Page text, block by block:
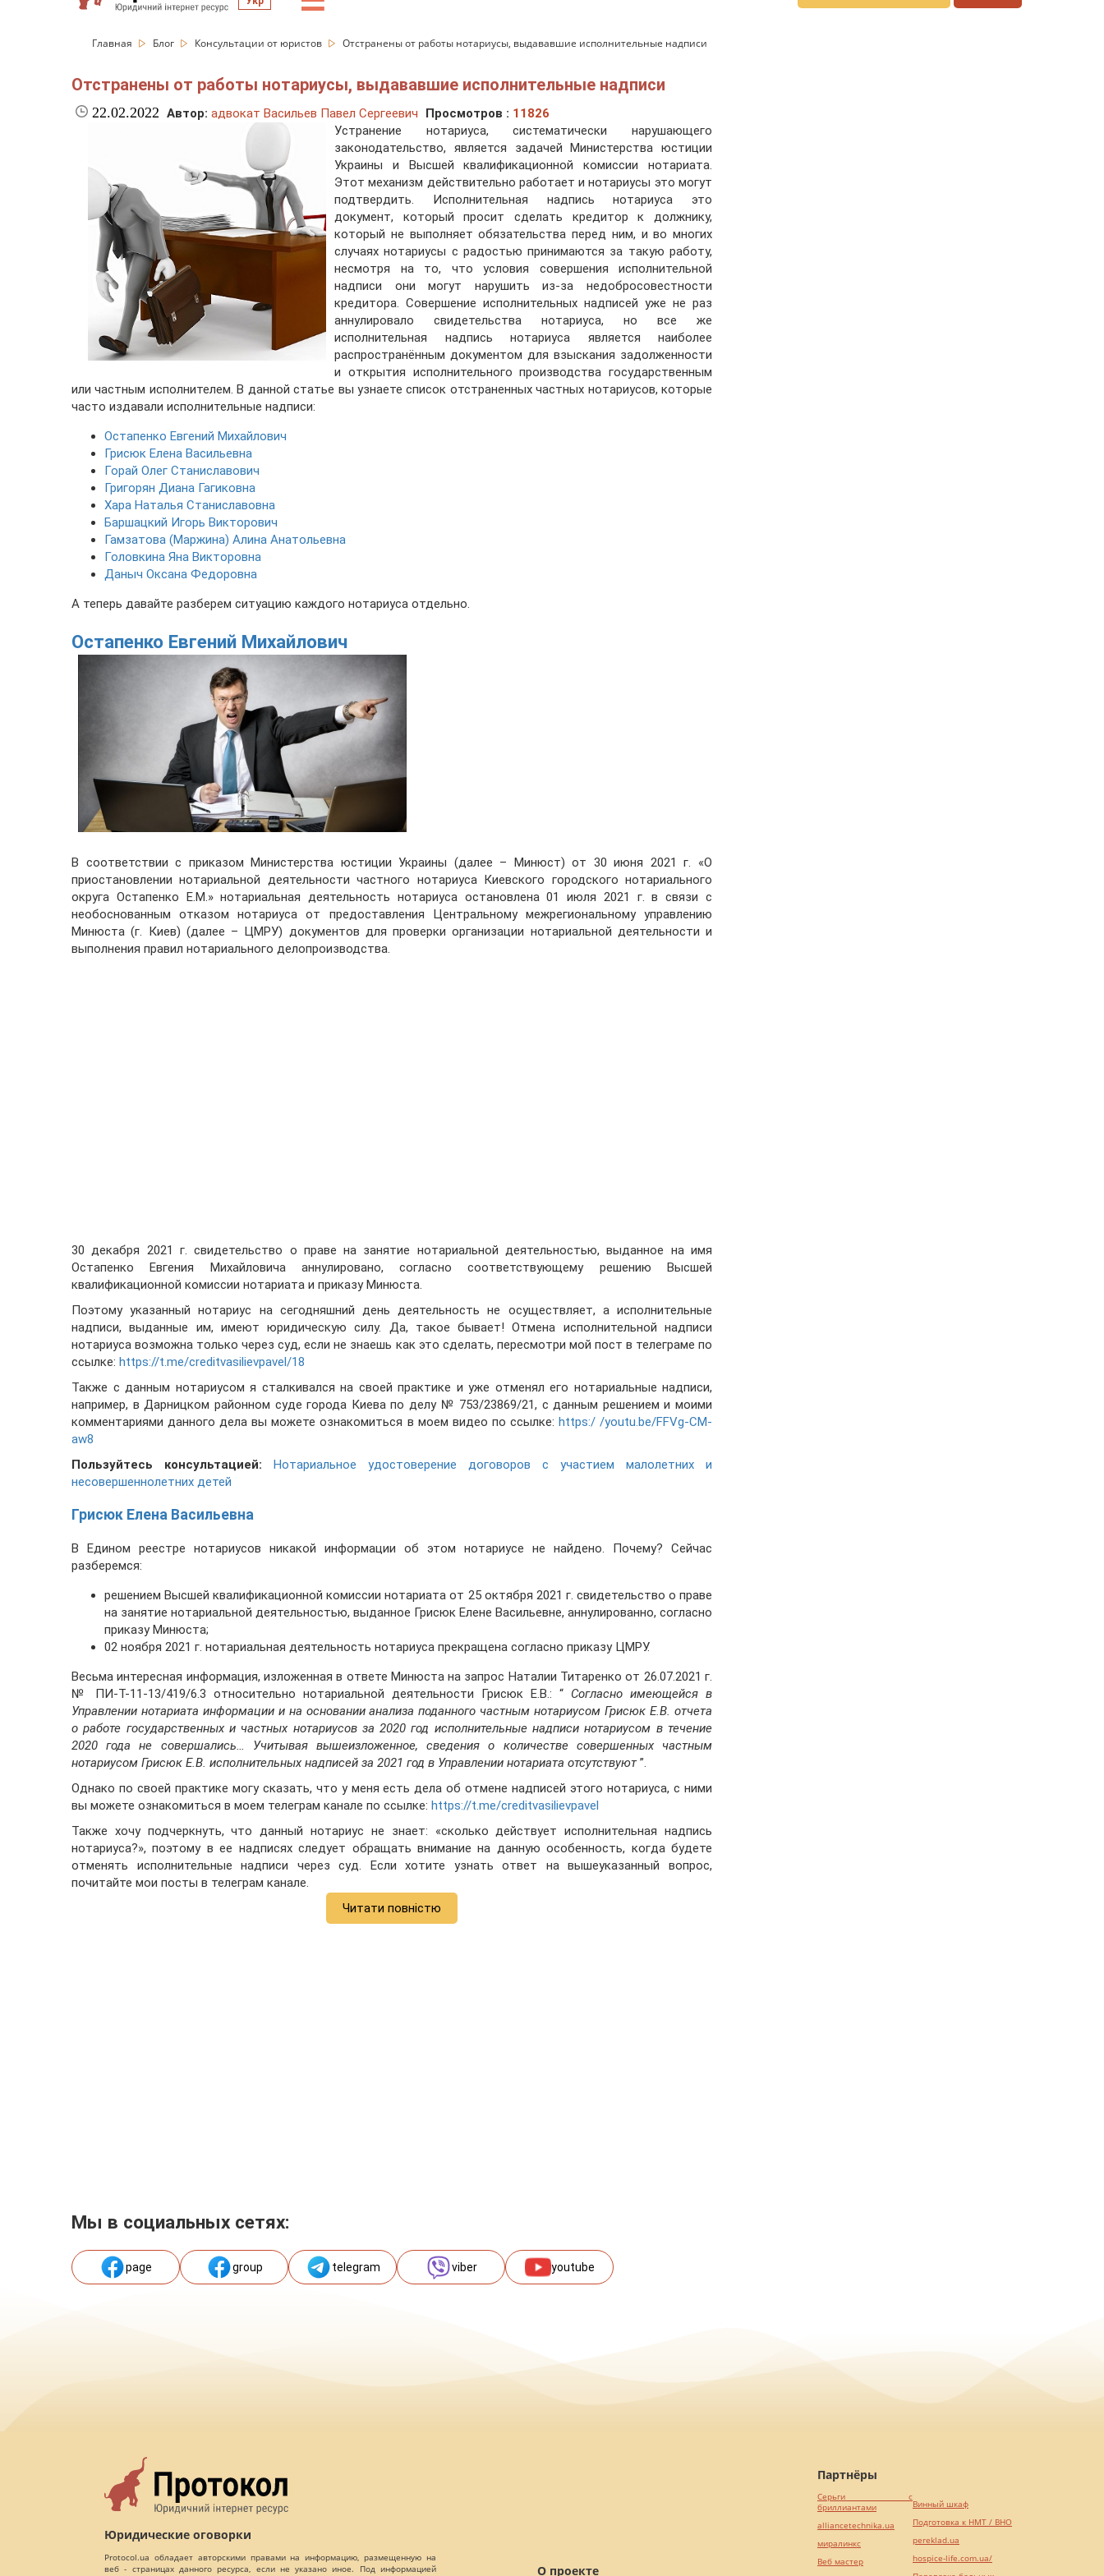
Главная Блог Консультации от юристов Отстранены от работы нотариусы, выдававшие исполнительные надписи
Отстранены от работы нотариусы, выдававшие исполнительные надписи
22.02.2022 Автор: адвокат Васильев Павел Сергеевич Просмотров : 11826
Устранение нотариуса, систематически нарушающего
законодательство, является задачей Министерства юстиции
Украины и Высшей квалификационной комиссии нотариата.
Этот механизм действительно работает и нотариусы это могут
подтвердить. Исполнительная надпись нотариуса это
документ, который просит сделать кредитор к должнику,
который не выполняет обязательства перед ним, и во многих
случаях нотариусы с радостью принимаются за такую работу,
несмотря на то, что условия совершения исполнительной
надписи они могут нарушить из-за недобросовестности
кредитора. Совершение исполнительных надписей уже не раз
аннулировало свидетельства нотариуса, но все же
исполнительная надпись нотариуса является наиболее
распространённым документом для взыскания задолженности
и открытия исполнительного производства государственным
или частным исполнителем. В данной статье вы узнаете список отстраненных частных нотариусов, которые
часто издавали исполнительные надписи:
Остапенко Евгений Михайлович
Грисюк Елена Васильевна
Горай Олег Станиславович
Григорян Диана Гагиковна
Хара Наталья Станиславовна
Баршацкий Игорь Викторович
Гамзатова (Маржина) Алина Анатольевна
Головкина Яна Викторовна
Даныч Оксана Федоровна
А теперь давайте разберем ситуацию каждого нотариуса отдельно.
Остапенко Евгений Михайлович
В соответствии с приказом Министерства юстиции Украины (далее – Минюст) от 30 июня 2021 г. «О
приостановлении нотариальной деятельности частного нотариуса Киевского городского нотариального
округа Остапенко Е.М.» нотариальная деятельность нотариуса остановлена 01 июля 2021 г. в связи с
необоснованным отказом нотариуса от предоставления Центральному межрегиональному управлению
Минюста (г. Киев) (далее – ЦМРУ) документов для проверки организации нотариальной деятельности и
выполнения правил нотариального делопроизводства.
30 декабря 2021 г. свидетельство о праве на занятие нотариальной деятельностью, выданное на имя
Остапенко Евгения Михайловича аннулировано, согласно соответствующему решению Высшей
квалификационной комиссии нотариата и приказу Минюста.
Поэтому указанный нотариус на сегодняшний день деятельность не осуществляет, а исполнительные
надписи, выданные им, имеют юридическую силу. Да, такое бывает! Отмена исполнительной надписи
нотариуса возможна только через суд, если не знаешь как это сделать, пересмотри мой пост в телеграме по
ссылке: https://t.me/creditvasilievpavel/18
Также с данным нотариусом я сталкивался на своей практике и уже отменял его нотариальные надписи,
например, в Дарницком районном суде города Киева по делу № 753/23869/21, с данным решением и моими
комментариями данного дела вы можете ознакомиться в моем видео по ссылке: https:/ /youtu.be/FFVg-CM-
aw8
Пользуйтесь консультацией:
Нотариальное удостоверение договоров с участием малолетних и
несовершеннолетних детей
Грисюк Елена Васильевна
В Едином реестре нотариусов никакой информации об этом нотариусе не найдено. Почему? Сейчас
разберемся:
решением Высшей квалификационной комиссии нотариата от 25 октября 2021 г. свидетельство о праве
на занятие нотариальной деятельностью, выданное Грисюк Елене Васильевне, аннулированно, согласно
приказу Минюста;
02 ноября 2021 г. нотариальная деятельность нотариуса прекращена согласно приказу ЦМРУ.
Весьма интересная информация, изложенная в ответе Минюста на запрос Наталии Титаренко от 26.07.2021 г.
№ ПИ-Т-11-13/419/6.3 относительно нотариальной деятельности Грисюк Е.В.: “ Согласно имеющейся в
Управлении нотариата информации и на основании анализа поданного частным нотариусом Грисюк Е.В. отчета
о работе государственных и частных нотариусов за 2020 год исполнительные надписи нотариусом в течение
2020 года не совершались… Учитывая вышеизложенное, сведения о количестве совершенных частным
нотариусом Грисюк Е.В. исполнительных надписей за 2021 год в Управлении нотариата отсутствуют”.
Однако по своей практике могу сказать, что у меня есть дела об отмене надписей этого нотариуса, с ними
вы можете ознакомиться в моем телеграм канале по ссылке: https://t.me/creditvasilievpavel
Также хочу подчеркнуть, что данный нотариус не знает: «сколько действует исполнительная надпись
нотариуса?», поэтому в ее надписях следует обращать внимание на данную особенность, когда будете
отменять исполнительные надписи через суд. Если хотите узнать ответ на вышеуказанный вопрос,
почитайте мои посты в телеграм канале.
Читати повністю
Мы в социальных сетях:
page group telegram viber youtube
Юридические оговорки
Protocol.ua обладает авторскими правами на информацию, размещенную на
веб - страницах данного ресурса, если не указано иное. Под информацией
О проекте
Партнёры
Серьги с
бриллиантами
alliancetechnika.ua
миралинкс
Веб мастер
Винный шкаф
Подготовка к НМТ / ВНО
pereklad.ua
hospice-life.com.ua/